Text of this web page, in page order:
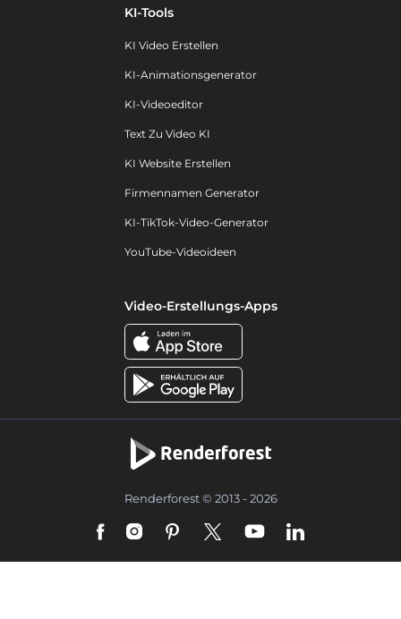
KI-Tools
KI Video Erstellen
KI-Animationsgenerator
KI-Videoeditor
Text Zu Video KI
KI Website Erstellen
Firmennamen Generator
KI-TikTok-Video-Generator
YouTube-Videoideen
Video-Erstellungs-Apps
Renderforest © 2013 - 2026